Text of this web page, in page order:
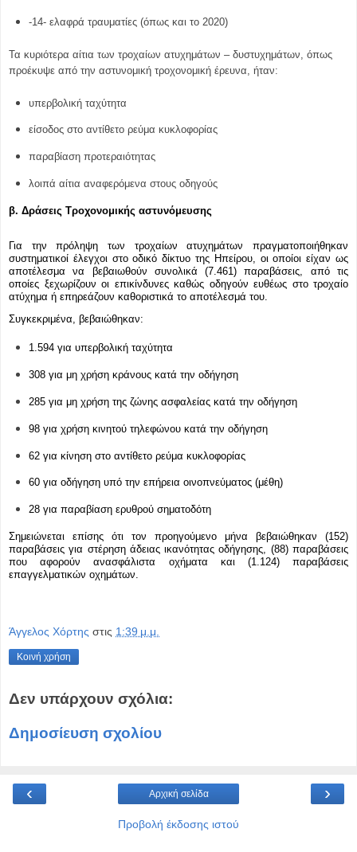
-14- ελαφρά τραυματίες (όπως και το 2020)
Τα κυριότερα αίτια των τροχαίων ατυχημάτων – δυστυχημάτων, όπως
προέκυψε από την αστυνομική τροχονομική έρευνα, ήταν:
υπερβολική ταχύτητα
είσοδος στο αντίθετο ρεύμα κυκλοφορίας
παραβίαση προτεραιότητας
λοιπά αίτια αναφερόμενα στους οδηγούς
β. Δράσεις Τροχονομικής αστυνόμευσης
Για την πρόληψη των τροχαίων ατυχημάτων πραγματοποιήθηκαν
συστηματικοί έλεγχοι στο οδικό δίκτυο της Ηπείρου, οι οποίοι είχαν ως
αποτέλεσμα να βεβαιωθούν συνολικά (7.461) παραβάσεις, από τις
οποίες ξεχωρίζουν οι επικίνδυνες καθώς οδηγούν ευθέως στο τροχαίο
ατύχημα ή επηρεάζουν καθοριστικά το αποτέλεσμά του.
Συγκεκριμένα, βεβαιώθηκαν:
1.594 για υπερβολική ταχύτητα
308 για μη χρήση κράνους κατά την οδήγηση
285 για μη χρήση της ζώνης ασφαλείας κατά την οδήγηση
98 για χρήση κινητού τηλεφώνου κατά την οδήγηση
62 για κίνηση στο αντίθετο ρεύμα κυκλοφορίας
60 για οδήγηση υπό την επήρεια οινοπνεύματος (μέθη)
28 για παραβίαση ερυθρού σηματοδότη
Σημειώνεται επίσης ότι τον προηγούμενο μήνα βεβαιώθηκαν (152)
παραβάσεις για στέρηση άδειας ικανότητας οδήγησης, (88) παραβάσεις
που αφορούν ανασφάλιστα οχήματα και (1.124) παραβάσεις
επαγγελματικών οχημάτων.
Άγγελος Χόρτης στις 1:39 μ.μ.
Κοινή χρήση
Δεν υπάρχουν σχόλια:
Δημοσίευση σχολίου
‹ ›
Αρχική σελίδα
Προβολή έκδοσης ιστού